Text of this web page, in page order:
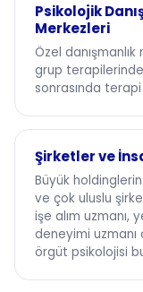
Psikolojik
Merkezleri
Özel
grup
sonrasında
Şirketler ve
Büyük holdinglerin
ve çok uluslu
işe alım uzmanı,
deneyimi
örgüt psikolojisi